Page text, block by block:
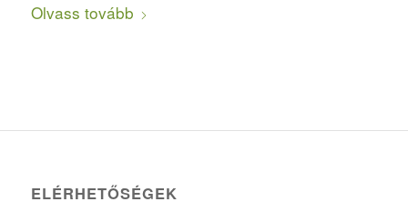
Olvass tovább
ELÉRHETŐSÉGEK